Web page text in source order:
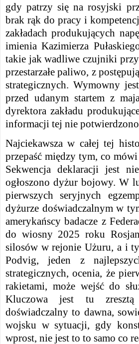
gdy patrzy się na rosyjski
brak rąk do pracy i
zakładach produkujących
imienia Kazimierza
takie jak wadliwe czujniki
przestarzałe paliwo, z
strategicznych. Wymowny
przed udanym startem z
dyrektora zakładu
informacji tej nie
Najciekawsza w całej tej
przepaść między tym, co
Sekwencja deklaracji jest
ogłoszono dyżur bojowy. W
pierwszych seryjnych
dyżurze doświadczalnym w
amerykańscy badacze z
do wiosny 2025 roku
silosów w rejonie Użuru, a i
Podvig, jeden z
strategicznych, ocenia, że
rakietami, może wejść do
Kluczowa jest tu zresztą
doświadczalny to dawna,
wojsku w sytuacji, gdy
wprost, nie jest to to samo co